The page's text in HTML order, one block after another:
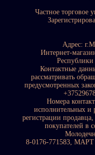
Частное торговое
Адрес:
Интернет-
Контактные
рассматривать
предусмотренных
Номера
исполнительных и
регистрации
покупателей в
8-0176-771583,